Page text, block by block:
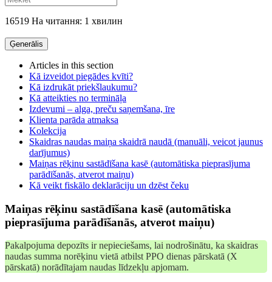
16519 На читання: 1 хвилин
Ģenerālis
Articles in this section
Kā izveidot piegādes kvīti?
Kā izdrukāt priekšlaukumu?
Kā atteikties no termināļa
Izdevumi – alga, preču saņemšana, īre
Klienta parāda atmaksa
Kolekcija
Skaidras naudas maiņa skaidrā naudā (manuāli, veicot jaunus
darījumus)
Maiņas rēķinu sastādīšana kasē (automātiska pieprasījuma
parādīšanās, atverot maiņu)
Kā veikt fiskālo deklarāciju un dzēst čeku
Maiņas rēķinu sastādīšana kasē (automātiska
pieprasījuma parādīšanās, atverot maiņu)
Pakalpojuma depozīts ir nepieciešams, lai nodrošinātu, ka skaidras
naudas summa norēķinu vietā atbilst PPO dienas pārskatā (X
pārskatā) norādītajam naudas līdzekļu apjomam.